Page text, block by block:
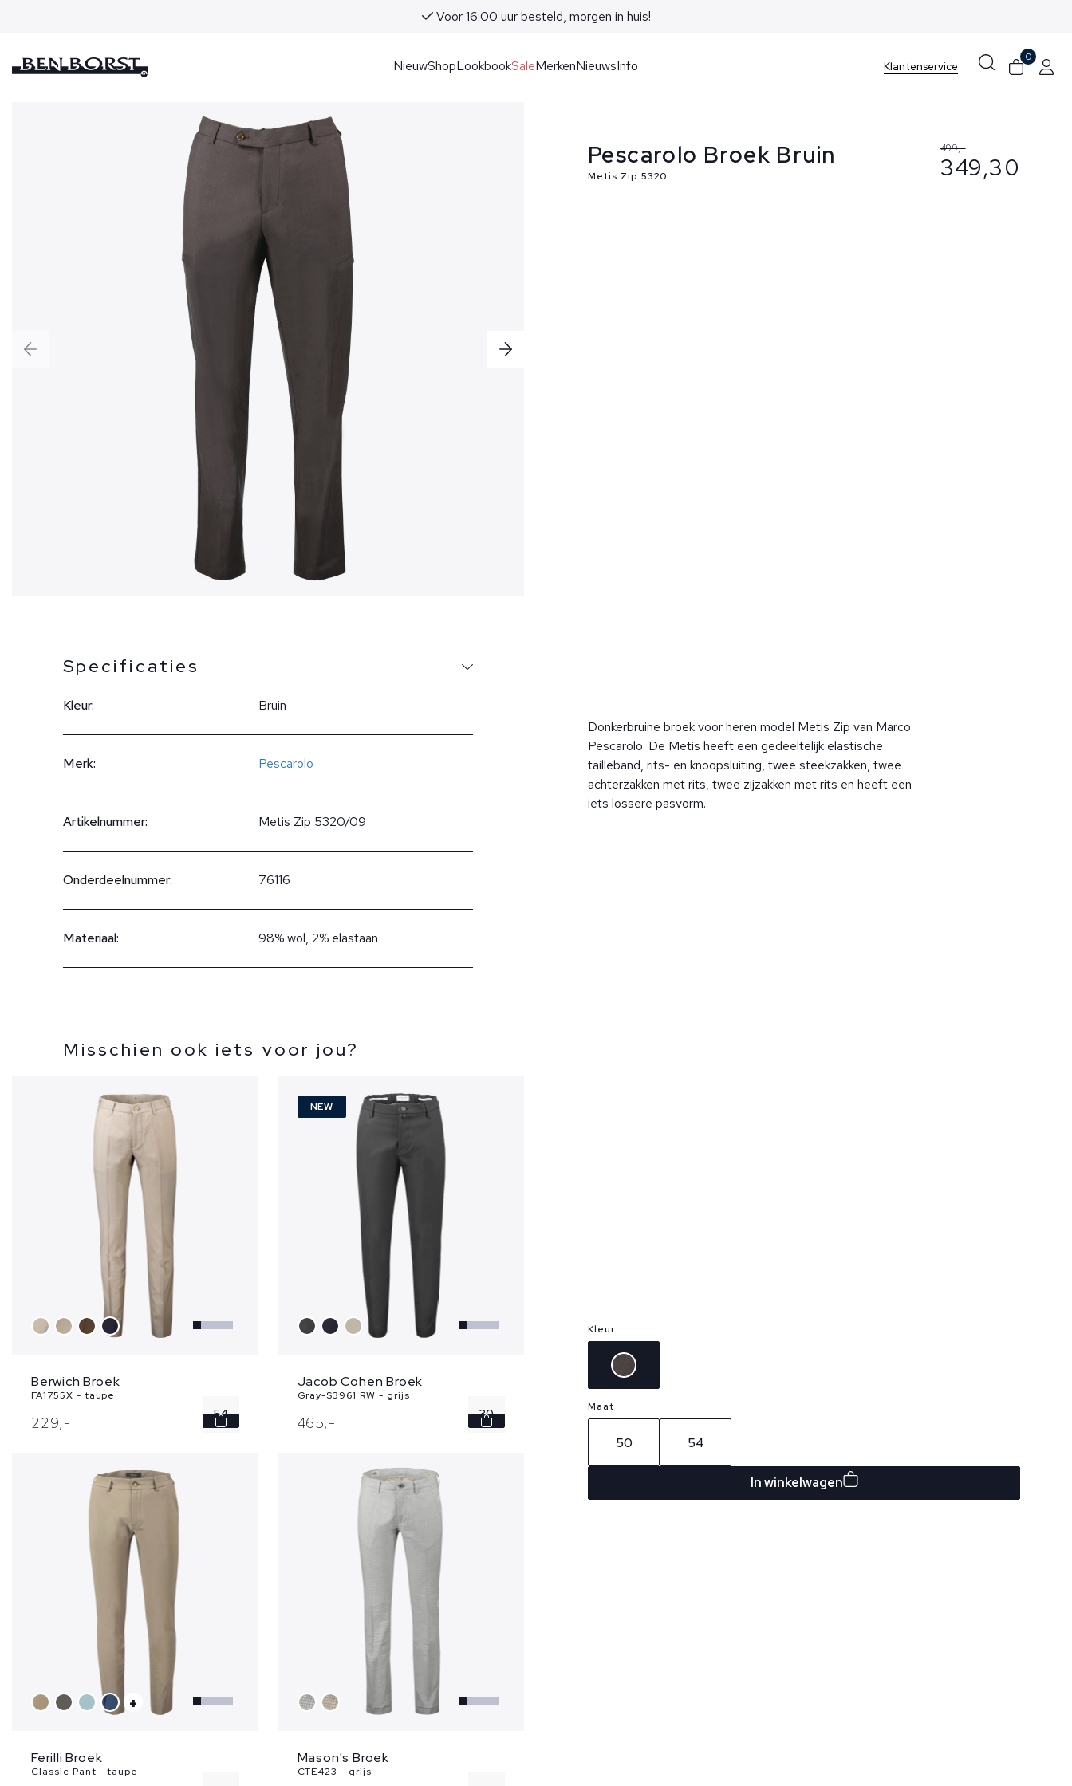
Voor 16:00 uur besteld, morgen in huis!
NieuwShopLookbookSaleMerkenNieuwsInfo Klantenservice
0
Specificaties
Kleur: Bruin
Merk: Pescarolo
Artikelnummer: Metis Zip 5320/09
Onderdeelnummer: 76116
Materiaal: 98% wol, 2% elastaan
Misschien ook iets voor jou?
Berwich Broek
FA1755X - taupe
229,- 54
NEW
Jacob Cohen Broek
Gray-S3961 RW - grijs
465,- 30
+
Ferilli Broek
Classic Pant - taupe
Mason's Broek
CTE423 - grijs
Pescarolo Broek Bruin
Metis Zip 5320
Donkerbruine broek voor heren model Metis Zip van Marco
Pescarolo. De Metis heeft een gedeeltelijk elastische
tailleband, rits- en knoopsluiting, twee steekzakken, twee
achterzakken met rits, twee zijzakken met rits en heeft een
iets lossere pasvorm.
499,-
349,30
Kleur
Maat
50 54
In winkelwagen